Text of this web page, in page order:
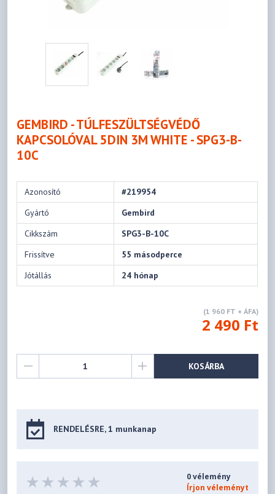
GEMBIRD - TÚLFESZÜLTSÉGVÉDŐ
KAPCSOLÓVAL 5DIN 3M WHITE - SPG3-B-
10C
Azonosító
#219954
Gyártó
Gembird
Cikkszám
SPG3-B-10C
Frissítve
55 másodperce
Jótállás
24 hónap
(1 960 FT + ÁFA)
2 490 Ft
KOSÁRBA
RENDELÉSRE, 1 munkanap
0 vélemény
Írjon véleményt